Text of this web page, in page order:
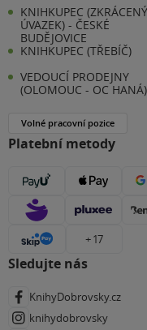
KNIHKUPEC (ZKRÁCENÝ
ÚVAZEK) - ČESKÉ
BUDĚJOVICE
KNIHKUPEC (TŘEBÍČ)
VEDOUCÍ PRODEJNY
(OLOMOUC - OC HANÁ)
Volné pracovní pozice
Platební metody
+ 17
Sledujte nás
KnihyDobrovsky.cz
knihydobrovsky